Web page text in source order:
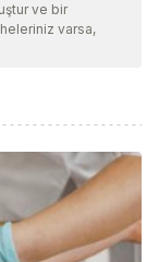
ve bir
varsa,